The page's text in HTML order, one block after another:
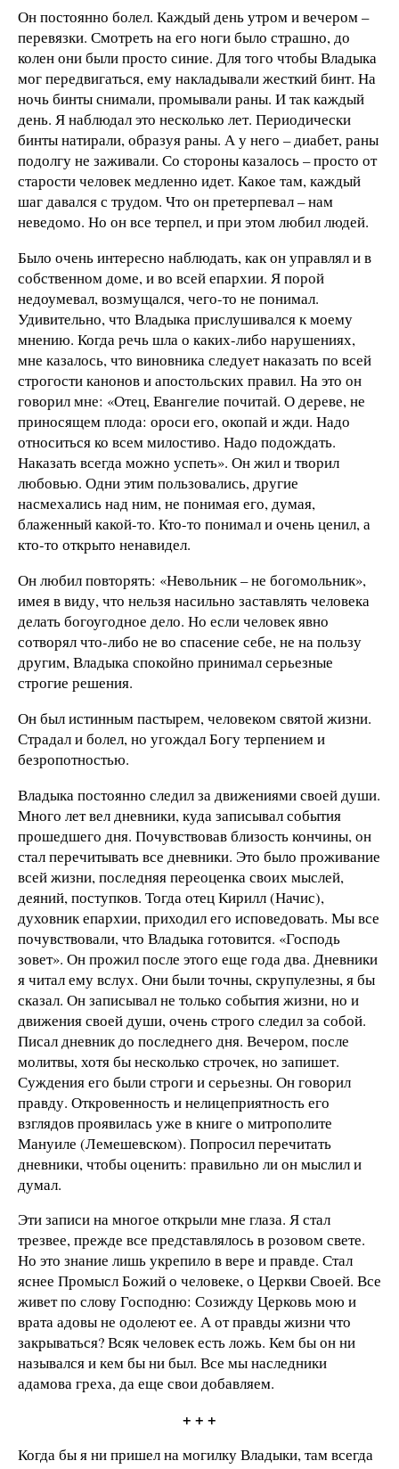
Он постоянно болел. Каждый день утром и вечером –
перевязки. Смотреть на его ноги было страшно, до
колен они были просто синие. Для того чтобы Владыка
мог передвигаться, ему накладывали жесткий бинт. На
ночь бинты снимали, промывали раны. И так каждый
день. Я наблюдал это несколько лет. Периодически
бинты натирали, образуя раны. А у него – диабет, раны
подолгу не заживали. Со стороны казалось – просто от
старости человек медленно идет. Какое там, каждый
шаг давался с трудом. Что он претерпевал – нам
неведомо. Но он все терпел, и при этом любил людей.
Было очень интересно наблюдать, как он управлял и в
собственном доме, и во всей епархии. Я порой
недоумевал, возмущался, чего-то не понимал.
Удивительно, что Владыка прислушивался к моему
мнению. Когда речь шла о каких-либо нарушениях,
мне казалось, что виновника следует наказать по всей
строгости канонов и апостольских правил. На это он
говорил мне: «Отец, Евангелие почитай. О дереве, не
приносящем плода: ороси его, окопай и жди. Надо
относиться ко всем милостиво. Надо подождать.
Наказать всегда можно успеть». Он жил и творил
любовью. Одни этим пользовались, другие
насмехались над ним, не понимая его, думая,
блаженный какой-то. Кто-то понимал и очень ценил, а
кто-то открыто ненавидел.
Он любил повторять: «Невольник – не богомольник»,
имея в виду, что нельзя насильно заставлять человека
делать богоугодное дело. Но если человек явно
сотворял что-либо не во спасение себе, не на пользу
другим, Владыка спокойно принимал серьезные
строгие решения.
Он был истинным пастырем, человеком святой жизни.
Страдал и болел, но угождал Богу терпением и
безропотностью.
Владыка постоянно следил за движениями своей души.
Много лет вел дневники, куда записывал события
прошедшего дня. Почувствовав близость кончины, он
стал перечитывать все дневники. Это было проживание
всей жизни, последняя переоценка своих мыслей,
деяний, поступков. Тогда отец Кирилл (Начис),
духовник епархии, приходил его исповедовать. Мы все
почувствовали, что Владыка готовится. «Господь
зовет». Он прожил после этого еще года два. Дневники
я читал ему вслух. Они были точны, скрупулезны, я бы
сказал. Он записывал не только события жизни, но и
движения своей души, очень строго следил за собой.
Писал дневник до последнего дня. Вечером, после
молитвы, хотя бы несколько строчек, но запишет.
Суждения его были строги и серьезны. Он говорил
правду. Откровенность и нелицеприятность его
взглядов проявилась уже в книге о митрополите
Мануиле (Лемешевском). Попросил перечитать
дневники, чтобы оценить: правильно ли он мыслил и
думал.
Эти записи на многое открыли мне глаза. Я стал
трезвее, прежде все представлялось в розовом свете.
Но это знание лишь укрепило в вере и правде. Стал
яснее Промысл Божий о человеке, о Церкви Своей. Все
живет по слову Господню: Созижду Церковь мою и
врата адовы не одолеют ее. А от правды жизни что
закрываться? Всяк человек есть ложь. Кем бы он ни
назывался и кем бы ни был. Все мы наследники
адамова греха, да еще свои добавляем.
+ + +
Когда бы я ни пришел на могилку Владыки, там всегда